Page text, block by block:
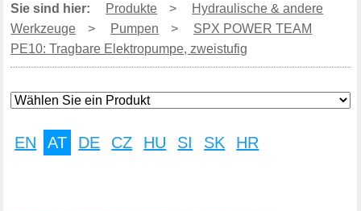
Sie sind hier: Produkte >
Hydraulische & andere
Werkzeuge
> Pumpen >
SPX POWER TEAM
PE10: Tragbare Elektropumpe, zweistufig
EN AT DE CZ HU SI SK HR